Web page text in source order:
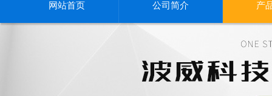
网站首页 公司简介 产